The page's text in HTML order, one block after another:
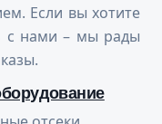
Если вы хотите
с нами – мы рады